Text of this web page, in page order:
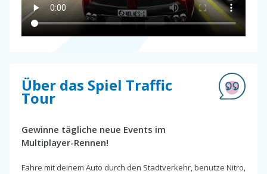
Über das Spiel Traffic
Tour
Gewinne tägliche neue Events im
Multiplayer-Rennen!
Fahre mit deinem Auto durch den Stadtverkehr, benutze Nitro,